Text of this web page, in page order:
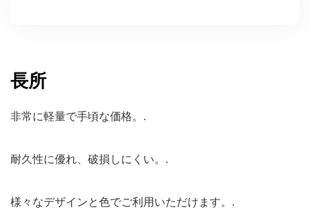
長所
非常に軽量で手頃な価格。.
耐久性に優れ、破損しにくい。.
様々なデザインと色でご利用いただけます。.